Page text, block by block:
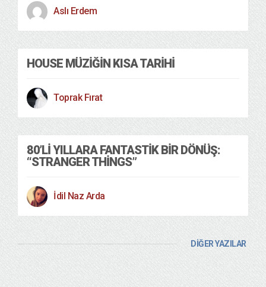
Aslı Erdem
HOUSE MÜZIĞIN KISA TARIHI
Toprak Fırat
80’LI YILLARA FANTASTIK BIR DÖNÜŞ:
“STRANGER THINGS”
İdil Naz Arda
DİĞER YAZILAR